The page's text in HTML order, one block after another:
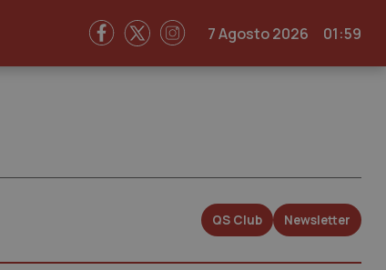
7 Agosto 2026 01:59
QS Club Newsletter